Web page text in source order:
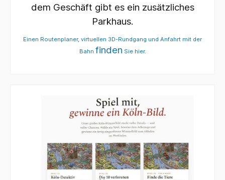
dem Geschäft gibt es ein zusätzliches
Parkhaus.
Einen Routenplaner, virtuellen 3D-Rundgang und Anfahrt mit der
Bahn finden Sie hier.